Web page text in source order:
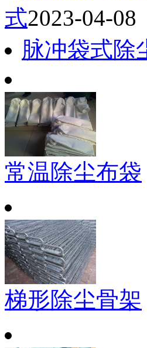
式2023-04-08
脉冲袋式除
常温除尘布袋
梯形除尘骨架